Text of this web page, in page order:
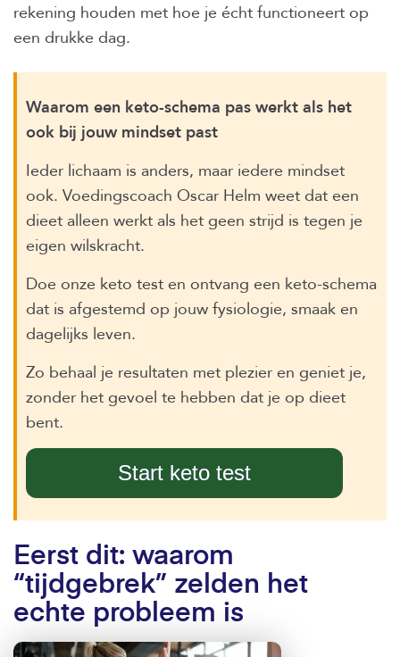
rekening houden met hoe je écht functioneert op
een drukke dag.
Waarom een keto-schema pas werkt als het
ook bij jouw mindset past
Ieder lichaam is anders, maar iedere mindset
ook. Voedingscoach Oscar Helm weet dat een
dieet alleen werkt als het geen strijd is tegen je
eigen wilskracht.
Doe onze keto test en ontvang een keto-schema
dat is afgestemd op jouw fysiologie, smaak en
dagelijks leven.
Zo behaal je resultaten met plezier en geniet je,
zonder het gevoel te hebben dat je op dieet
bent.
Start keto test
Eerst dit: waarom
“tijdgebrek” zelden het
echte probleem is